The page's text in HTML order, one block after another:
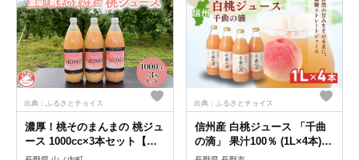
出典：ふるさとチョイス
濃厚！桃そのまんまの 桃ジュ
ース 1000cc×3本セット【濃
厚 桃ジュース 100％ 贅沢 】
出典：ふるさとチョイス
信州産 白桃ジュース 「千曲
の滴」 果汁100％ (1L×4本) |
ジュース 白桃 信州産 千曲の